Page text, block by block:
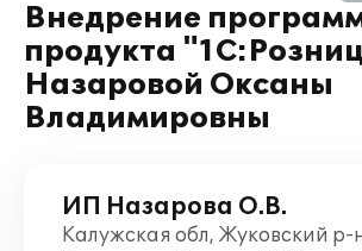
Внедрение
продукта
Назаровой Оксаны
Владимировны
ИП Назарова О.В.
Калужская обл, Жуковский р-